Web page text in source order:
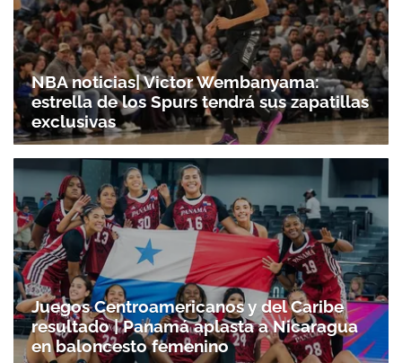
NBA noticias| Victor Wembanyama:
estrella de los Spurs tendrá sus zapatillas
exclusivas
Juegos Centroamericanos y del Caribe
resultado | Panamá aplasta a Nicaragua
en baloncesto femenino